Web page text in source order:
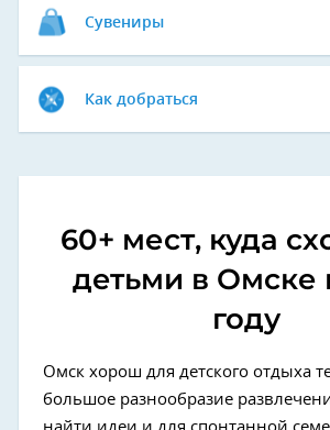
Сувениры
Как добраться
60+ мест, куда
детьми в Омске
году
Омск хорош для детского отдыха
большое разнообразие